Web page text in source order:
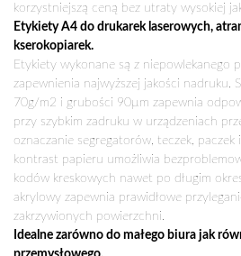
korzystniejszą ceną bez utraty wysokiej
Etykiety A4 do drukarek laserowych,
kserokopiarek.
Etykiety wykonane są z niepowlekanego
zapewnienia najwyższej jakości nadruku.
70g/m2 i grubości 90µm zapewnia
przy szybkim zadruku w urządzeniach
oznaczanie segregatorów, teczek,
kontrast papieru umożliwia
kodów kreskowych nawet po długim
akrylowy zapewnia prawidłowe
zakrzywionych powierzchni.
Idealne zarówno do małego biura jak